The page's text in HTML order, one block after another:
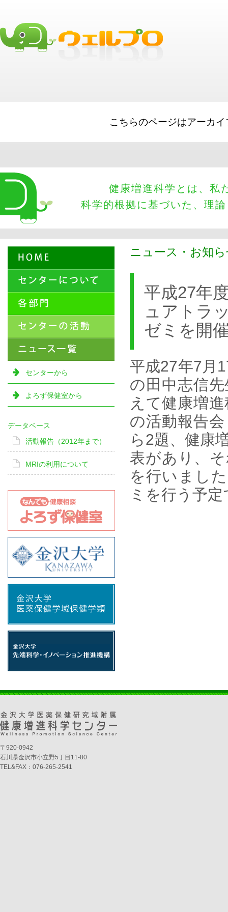
こちらのページはアーカ
健康増進科学とは、私
科学的根拠に基づいた、理
ニュース・お知
平成27年
ュアトラ
ゼミを開
平成27年7月
の田中志信
えて健康増
の活動報告
ら2題、健康
表があり、
を行いまし
ミを行う予
センターから
よろず保健室から
データベース
活動報告（2012年まで）
MRIの利用について
〒920-0942
石川県金沢市小立野5丁目11-80
TEL&FAX：076-265-2541